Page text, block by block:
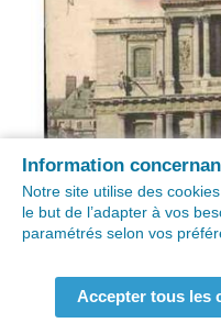
Information
Notre site utilise des
le but de l’adapter à vos
paramétrés selon vos
Accepter tous les